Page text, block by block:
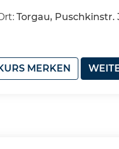
Torgau, Puschkinstr.
MERKEN